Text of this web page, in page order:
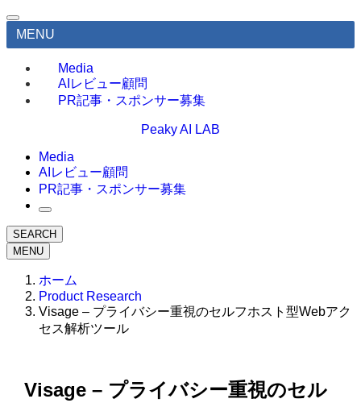
MENU
Media
AIレビュー顧問
PR記事・スポンサー募集
Peaky AI LAB
Media
AIレビュー顧問
PR記事・スポンサー募集
SEARCH
MENU
ホーム
Product Research
Visage – プライバシー重視のセルフホスト型Webアク
セス解析ツール
Visage – プライバシー重視のセル